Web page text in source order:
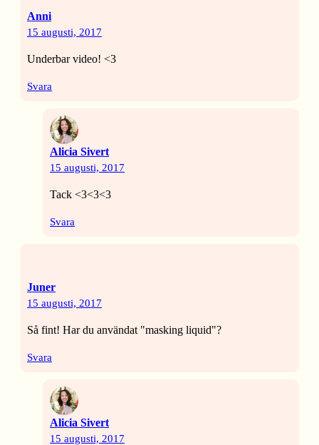
Anni
15 augusti, 2017
Underbar video! <3
Svara
Alicia Sivert
15 augusti, 2017
Tack <3<3<3
Svara
Juner
15 augusti, 2017
Så fint! Har du användat "masking liquid"?
Svara
Alicia Sivert
15 augusti, 2017